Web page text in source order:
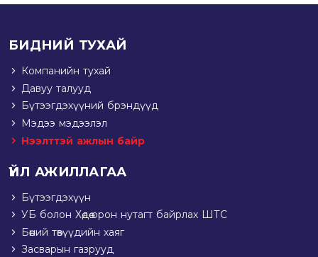
БИДНИЙ ТУХАЙ
Компанийн тухай
Давуу талууд
Бүтээгдэхүүний брэндүүд
Мэдээ мэдээлэл
Нээлттэй ажлын байр
ҮЙЛ АЖИЛЛАГАА
Бүтээгдэхүүн
УБ болон Хөдөө орон нутагт байрлах ШТС
Бөөний төвүүдийн хаяг
Засварын газрууд